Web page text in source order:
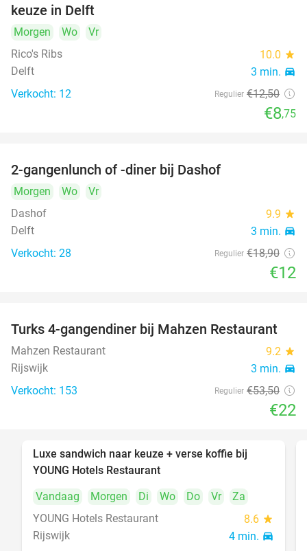
keuze in Delft
Morgen Wo
Vr
Rico's Ribs
10.0 star
Delft 3 min. directions_car
Verkocht: 12 Regulier €12,50
€8,75
2-gangenlunch of -diner bij Dashof
Morgen Wo
Vr
Dashof
9.9 star
Delft 3 min. directions_car
Verkocht: 28 Regulier €18,90
€12
59%
Turks 4-gangendiner bij Mahzen Restaurant
Mahzen Restaurant 9.2 star
Rijswijk 3 min. directions_car
Verkocht: 153 Regulier €53,50
€22
Luxe sandwich naar keuze + verse koffie bij
YOUNG Hotels Restaurant
Vandaag
Morgen Di Wo Do Vr
Za
YOUNG Hotels Restaurant
8.6 star
Rijswijk 4 min. directions_car